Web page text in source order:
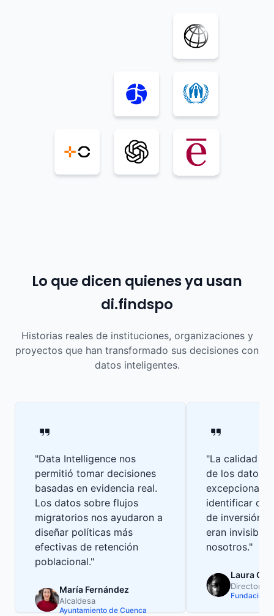
Lo que dicen quienes ya usan
di.findspo
Historias reales de instituciones, organizaciones y
proyectos que han transformado sus decisiones con
datos inteligentes.
"Data Intelligence nos
permitió tomar decisiones
basadas en evidencia real.
Los datos sobre flujos
migratorios nos ayudaron a
diseñar políticas más
efectivas de retención
poblacional."
María Fernández
Alcaldesa
Ayuntamiento de Cuenca
"La calidad y
de los datos
excepcional.
identificar
de inversión
eran
nosotros."
Laura
Director
Fundación